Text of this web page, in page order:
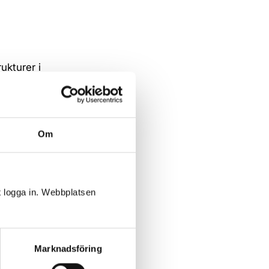
Om
in. Webbplatsen
Marknadsföring
i
i